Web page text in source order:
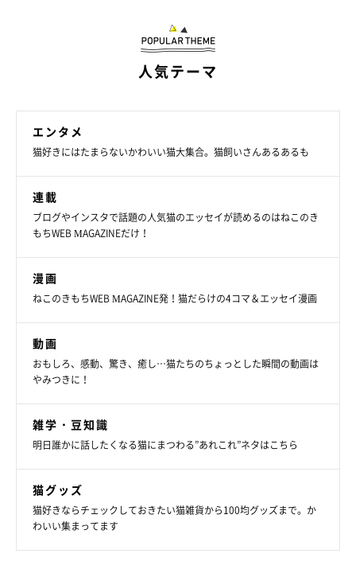
人気テーマ
エンタメ
猫好きにはたまらないかわいい猫大集合。猫飼いさんあるあるも
連載
ブログやインスタで話題の人気猫のエッセイが読めるのはねこのき
もちWEB MAGAZINEだけ！
漫画
ねこのきもちWEB MAGAZINE発！猫だらけの4コマ＆エッセイ漫画
動画
おもしろ、感動、驚き、癒し…猫たちのちょっとした瞬間の動画は
やみつきに！
雑学・豆知識
明日誰かに話したくなる猫にまつわる”あれこれ”ネタはこちら
猫グッズ
猫好きならチェックしておきたい猫雑貨から100均グッズまで。か
わいい集まってます